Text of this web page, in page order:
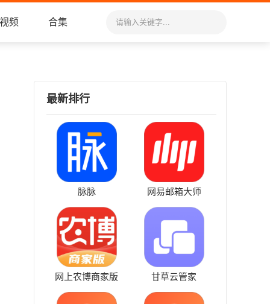
视频 合集
最新排行
脉脉 网易邮箱大师
网上农博商家版 甘草云管家